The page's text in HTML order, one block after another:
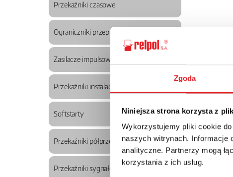
Zgoda
Niniejsza strona korzysta z
Wykorzystujemy pliki cookie
naszych witrynach. Informacje
analityczne. Partnerzy mogą
korzystania z ich usług.
Przekaźniki czasowe
Ograniczniki przepięć
Zasilacze impulsowe
Przekaźniki instalacyjne modułowe
Softstarty
Przekaźniki półprzewodnikowe
Przekaźniki sygnałowe